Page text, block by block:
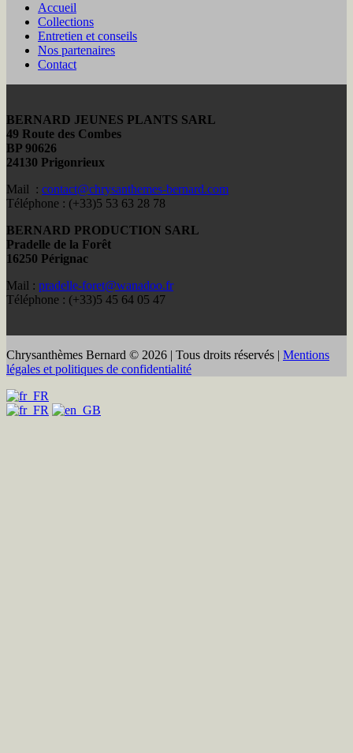
Accueil
Collections
Entretien et conseils
Nos partenaires
Contact
BERNARD JEUNES PLANTS SARL
49 Route des Combes
BP 90626
24130 Prigonrieux
Mail : contact@chrysanthemes-bernard.com
Téléphone : (+33)5 53 63 28 78
BERNARD PRODUCTION SARL
Pradelle de la Forêt
16250 Pérignac
Mail : pradelle-foret@wanadoo.fr
Téléphone : (+33)5 45 64 05 47
Chrysanthèmes Bernard © 2026 | Tous droits réservés | Mentions
légales et politiques de confidentialité